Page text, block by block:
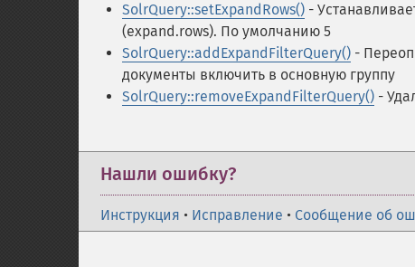
SolrQuery::setExpandRows() -
(expand.rows). По умолчанию 5
SolrQuery::addExpandFilterQuery() -
документы включить в основную группу
SolrQuery::removeExpandFilterQuery() -
Нашли ошибку?
Инструкция • Исправление • Сообщение об